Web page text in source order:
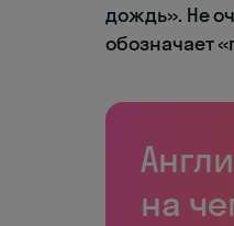
дождь». Не
обозначает
на